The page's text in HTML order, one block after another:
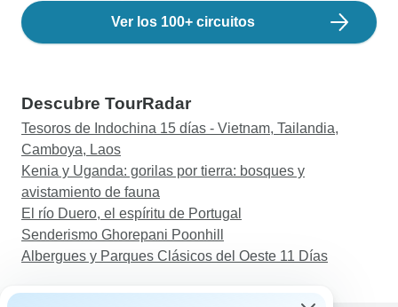
Ver los 100+ circuitos
Descubre TourRadar
Tesoros de Indochina 15 días - Vietnam, Tailandia,
Camboya, Laos
Kenia y Uganda: gorilas por tierra: bosques y
avistamiento de fauna
El río Duero, el espíritu de Portugal
Senderismo Ghorepani Poonhill
Albergues y Parques Clásicos del Oeste 11 Días